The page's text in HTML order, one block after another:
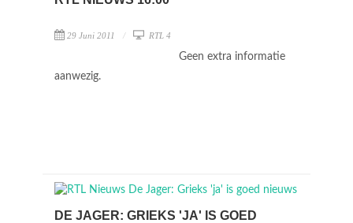
29 Juni 2011 RTL 4
Geen extra informatie
aanwezig.
DE JAGER: GRIEKS 'JA' IS GOED